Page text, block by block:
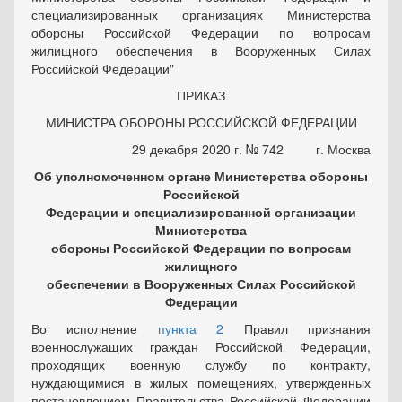
специализированных организациях Министерства
обороны Российской Федерации по вопросам
жилищного обеспечения в Вооруженных Силах
Российской Федерации"
ПРИКАЗ
МИНИСТРА ОБОРОНЫ РОССИЙСКОЙ ФЕДЕРАЦИИ
29 декабря 2020 г. № 742 г. Москва
Об уполномоченном органе Министерства обороны
Российской
Федерации и специализированной организации
Министерства
обороны Российской Федерации по вопросам
жилищного
обеспечении в Вооруженных Силах Российской
Федерации
Во исполнение пункта 2 Правил признания
военнослужащих граждан Российской Федерации,
проходящих военную службу по кон­тракту,
нуждающимися в жилых помещениях, утвержденных